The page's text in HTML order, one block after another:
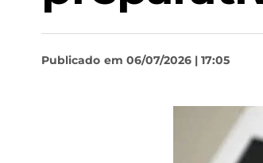
Publicado em 06/07/2026 | 17:05